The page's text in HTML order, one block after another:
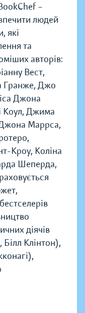
–
людей
які
та
авторів:
Вест,
Гранже, Джо
Джона
Коул, Джима
Маррса,
Кроу, Коліна
Шеперда,
діячів
Клінтон),